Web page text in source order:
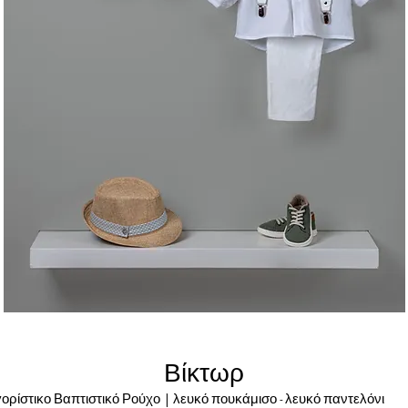
Βίκτωρ
Βαπτιστικό Ρούχο | λευκό πουκάμισο - λευκό